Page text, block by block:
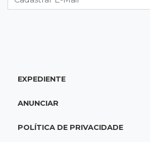
16:24Área de Preservação
de usina hidrelétrica ilegal em
16:15 Sem oxigênio
EXPEDIENTE
ANUNCIAR
POLÍTICA DE PRIVACIDADE